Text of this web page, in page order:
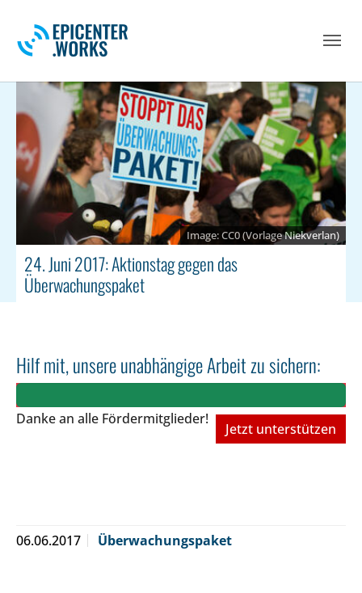
CC0 (Vorlage Niekverlan)
24. Juni 2017: Aktionstag gegen das
Überwachungspaket
Hilf mit, unsere unabhängige Arbeit zu sichern:
Danke an alle Fördermitglieder!
Jetzt unterstützen
06.06.2017 Überwachungspaket